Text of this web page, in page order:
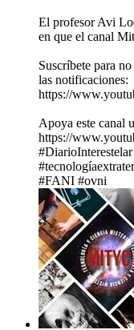
El profesor Avi
en que el canal
Suscríbete para
las notificaciones:
https://
Apoya este canal
https://
#FANI #ovni